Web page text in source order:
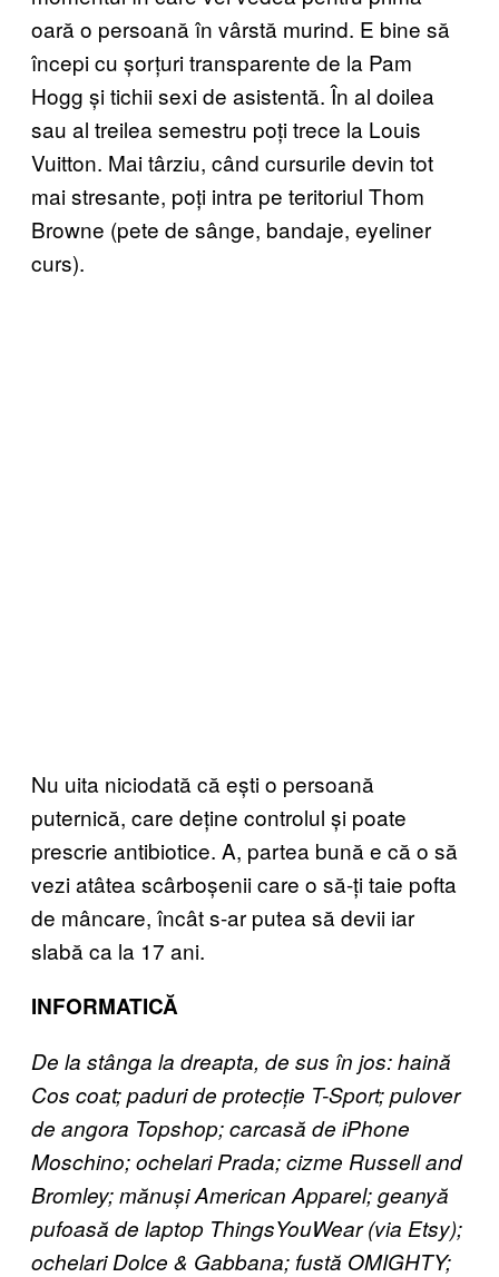
oară o persoană în vârstă murind. E bine să
începi cu șorțuri transparente de la Pam
Hogg și tichii sexi de asistentă. În al doilea
sau al treilea semestru poți trece la Louis
Vuitton. Mai târziu, când cursurile devin tot
mai stresante, poți intra pe teritoriul Thom
Browne (pete de sânge, bandaje, eyeliner
curs).
Nu uita niciodată că ești o persoană
puternică, care deține controlul și poate
prescrie antibiotice. A, partea bună e că o să
vezi atâtea scârboșenii care o să-ți taie pofta
de mâncare, încât s-ar putea să devii iar
slabă ca la 17 ani.
INFORMATICĂ
De la stânga la dreapta, de sus în jos: haină
Cos coat; paduri de protecție T-Sport; pulover
de angora Topshop; carcasă de iPhone
Moschino; ochelari Prada; cizme Russell and
Bromley; mănuși American Apparel; geanyă
pufoasă de laptop ThingsYouWear (via Etsy);
ochelari Dolce & Gabbana; fustă OMIGHTY;